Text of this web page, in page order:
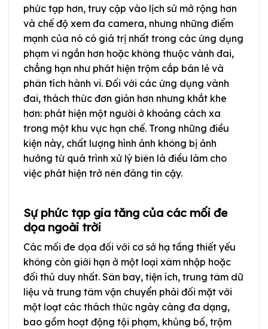
phức tạp hơn, truy cập vào lịch sử mở rộng hơn
và chế độ xem đa camera, nhưng những điểm
mạnh của nó có giá trị nhất trong các ứng dụng
phạm vi ngắn hơn hoặc không thuộc vành đai,
chẳng hạn như phát hiện trộm cắp bán lẻ và
phân tích hành vi. Đối với các ứng dụng vành
đai, thách thức đơn giản hơn nhưng khắt khe
hơn: phát hiện một người ở khoảng cách xa
trong một khu vực hạn chế. Trong những điều
kiện này, chất lượng hình ảnh không bị ảnh
hưởng từ quá trình xử lý biên là điều làm cho
việc phát hiện trở nên đáng tin cậy.
Sự phức tạp gia tăng của các mối đe
dọa ngoài trời
Các mối đe dọa đối với cơ sở hạ tầng thiết yếu
không còn giới hạn ở một loại xâm nhập hoặc
đối thủ duy nhất. Sân bay, tiện ích, trung tâm dữ
liệu và trung tâm vận chuyển phải đối mặt với
một loạt các thách thức ngày càng đa dạng,
bao gồm hoạt động tội phạm, khủng bố, trộm